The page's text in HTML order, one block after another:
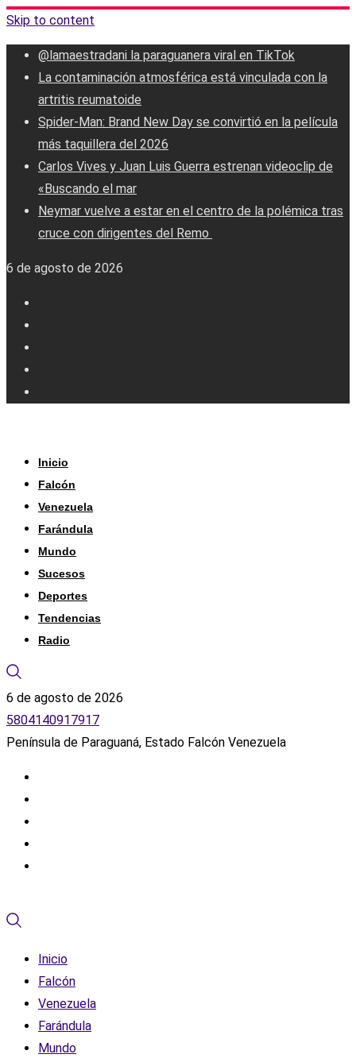
Skip to content
‎@lamaestradani la paraguanera viral en TikTok
La contaminación atmosférica está vinculada con la
artritis reumatoide
Spider-Man: Brand New Day se convirtió en la película
más taquillera del 2026
Carlos Vives y Juan Luis Guerra estrenan videoclip de
«Buscando el mar
Neymar vuelve a estar en el centro de la polémica tras
cruce con dirigentes del Remo ‎
6 de agosto de 2026
Inicio
Falcón
Venezuela
Farándula
Mundo
Sucesos
Deportes
Tendencias
Radio
6 de agosto de 2026
5804140917917
Península de Paraguaná, Estado Falcón Venezuela
Inicio
Falcón
Venezuela
Farándula
Mundo